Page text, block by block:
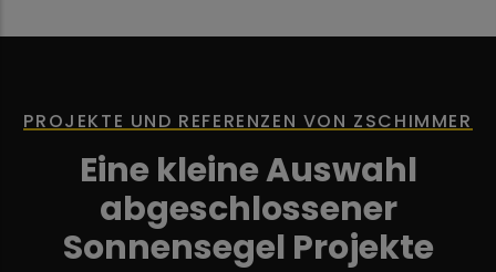
PROJEKTE UND REFERENZEN VON ZSCHIMMER
Eine kleine Auswahl
abgeschlossener
Sonnensegel Projekte